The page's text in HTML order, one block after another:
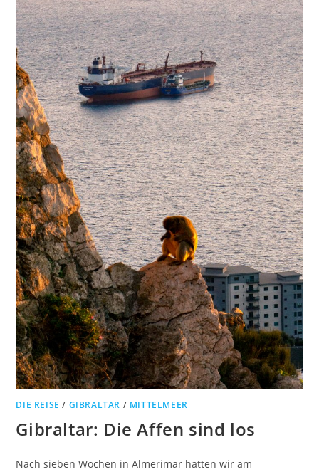
DIE REISE / GIBRALTAR / MITTELMEER
Gibraltar: Die Affen sind los
Nach sieben Wochen in Almerimar hatten wir am